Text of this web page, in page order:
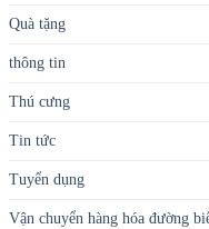
Quà tặng
thông tin
Thú cưng
Tin tức
Tuyển dụng
Vận chuyển hàng hóa đường